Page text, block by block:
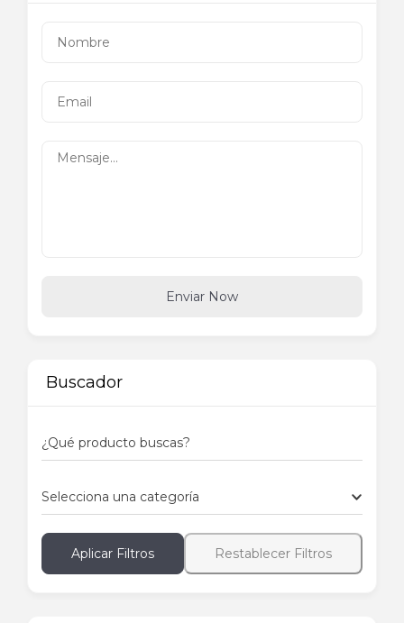
Enviar Now
Buscador
¿Qué producto buscas?
Selecciona una categoría
Aplicar Filtros Restablecer Filtros